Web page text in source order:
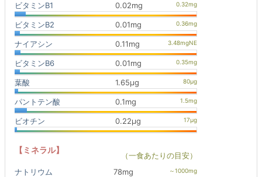
ビタミンB1 0.02mg
ビタミンB2 0.01mg
ナイアシン 0.11mg
ビタミンB6 0.01mg
葉酸 1.65μg
パントテン酸 0.1mg
ビオチン 0.22μg
【ミネラル】
（一食あたりの目安）
ナトリウム
78mg